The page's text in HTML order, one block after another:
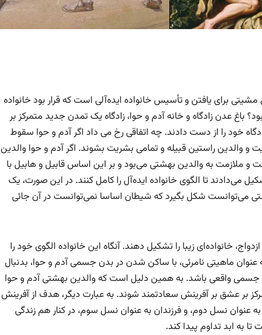
برای یافتن و تأسیس خانواده ایده‌آلی است که قرار بود خانواده
باغ عدن زادگاه و خانه آدم و حوا، زادگاه یک تمدن جدید متمرکز بر
خود را از دست دادند. چه اتفاقی رخ می داد اگر آدم و حوا سقوط
والدین راستین قبیله و تمامی بشریت بشوند. اگر آدم و حوا والدین
ملازمت به والدین بهشتی می‌بود و بر این اساس قابیل و هابیل با
تا الگوی خانواده ایده‌آل را کامل کنند. در این صورت، یک
می‌توانست شکل بگیرد که شیطان اساسا نمی‌توانست در آن جائی
خانواده‌ای زیبا را تشکیل دهند. آنگاه این خانواده الگوی خود را
ماهیتی نامرئی، با ساکن شدن در بدن جسمی آدم و حوا، بدنبال
جسمی واقعی باشد. به همین دلیل است که والدین بهشتی آدم و حوا
بر عشق بر آفرینش سعادتمند شوند. به عبارت دیگر، هدف از آفرینش
عنوان نسل دوم، و فرزندان به عنوان نسل سوم، در کنار هم زندگی
به ابد تداوم پیدا کند.